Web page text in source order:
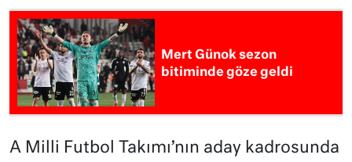
Mert Günok sezon
bitiminde göze geldi
A Milli Futbol Takımı’nın aday kadrosunda